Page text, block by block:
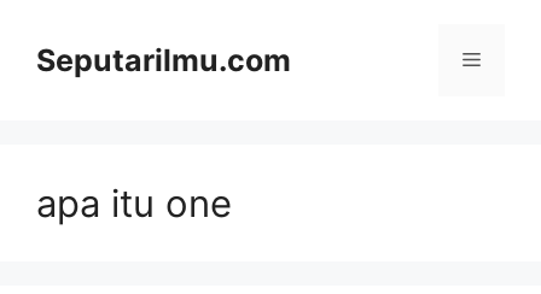
contentSeputarilmu.com Menu
apa itu one